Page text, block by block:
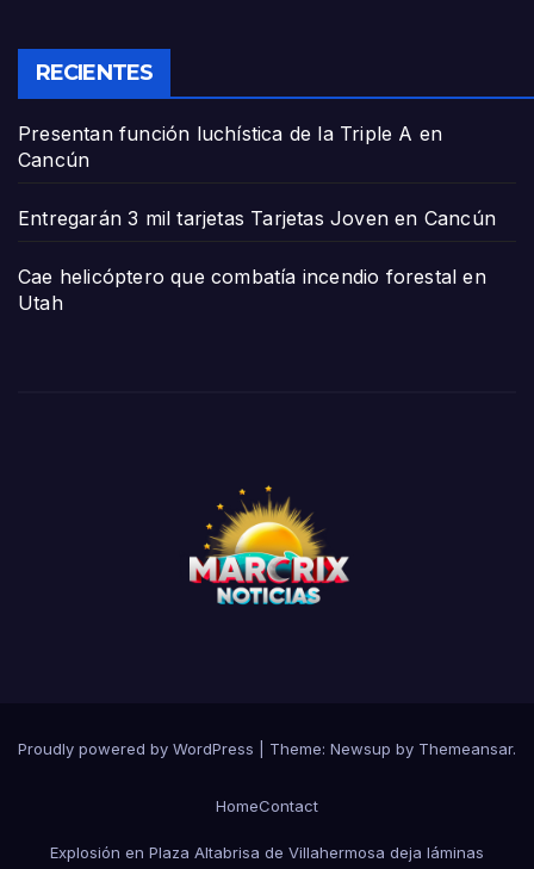
RECIENTES
Presentan función luchística de la Triple A en
Cancún
Entregarán 3 mil tarjetas Tarjetas Joven en Cancún
Cae helicóptero que combatía incendio forestal en
Utah
Proudly powered by WordPress Theme: Newsup by Themeansar.
HomeContact
Explosión en Plaza Altabrisa de Villahermosa deja láminas